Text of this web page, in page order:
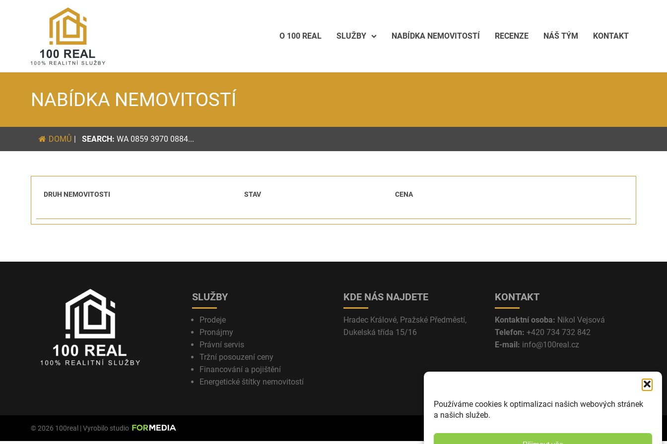
Používáme cookies k optimalizaci našich webových stránek
a našich služeb.
O 100 REAL SLUŽBY NABÍDKA NEMOVITOSTÍ RECENZE NÁŠ TÝM KONTAKT
NABÍDKA NEMOVITOSTÍ
DOMŮ | SEARCH: WA 0859 3970 0884...
DRUH NEMOVITOSTI STAV CENA
SLUŽBY
Prodeje
Pronájmy
Právní servis
Tržní posouzení ceny
Financování a pojištění
Energetické štítky nemovitostí
KDE NÁS NAJDETE
Hradec Králové, Pražské Předměstí,
Dukelská třída 15/16
KONTAKT
Kontaktní osoba: Nikol Vejsová
Telefon: +420 734 732 842
E-mail: info@100real.cz
© 2026 100real | Vyrobilo studio